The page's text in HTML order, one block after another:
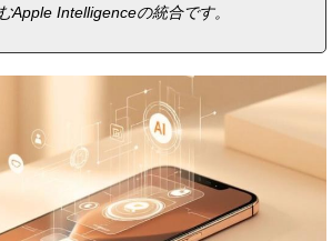
Apple Intelligenceの統合です。